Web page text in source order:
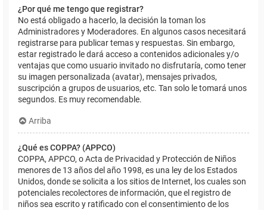
¿Por qué me tengo que registrar?
No está obligado a hacerlo, la decisión la toman los
Administradores y Moderadores. En algunos casos necesitará
registrarse para publicar temas y respuestas. Sin embargo,
estar registrado le dará acceso a contenidos adicionales y/o
ventajas que como usuario invitado no disfrutaría, como tener
su imagen personalizada (avatar), mensajes privados,
suscripción a grupos de usuarios, etc. Tan solo le tomará unos
segundos. Es muy recomendable.
Arriba
¿Qué es COPPA? (APPCO)
COPPA, APPCO, o Acta de Privacidad y Protección de Niños
menores de 13 años del año 1998, es una ley de los Estados
Unidos, donde se solicita a los sitios de Internet, los cuales son
potenciales recolectores de información, que el registro de
niños sea escrito y ratificado con el consentimiento de los